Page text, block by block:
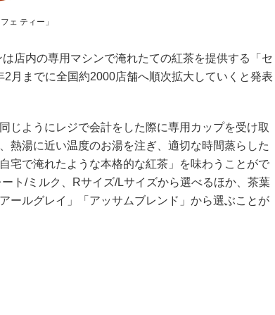
ェ ティー」
店内の専用マシンで淹れたての紅茶を提供する「セ
月までに全国約2000店舗へ順次拡大していくと発表
じようにレジで会計をした際に専用カップを受け取
熱湯に近い温度のお湯を注ぎ、適切な時間蒸らした
宅で淹れたような本格的な紅茶」を味わうことがで
ト/ミルク、Rサイズ/Lサイズから選べるほか、茶葉
ールグレイ」「アッサムブレンド」から選ぶことが